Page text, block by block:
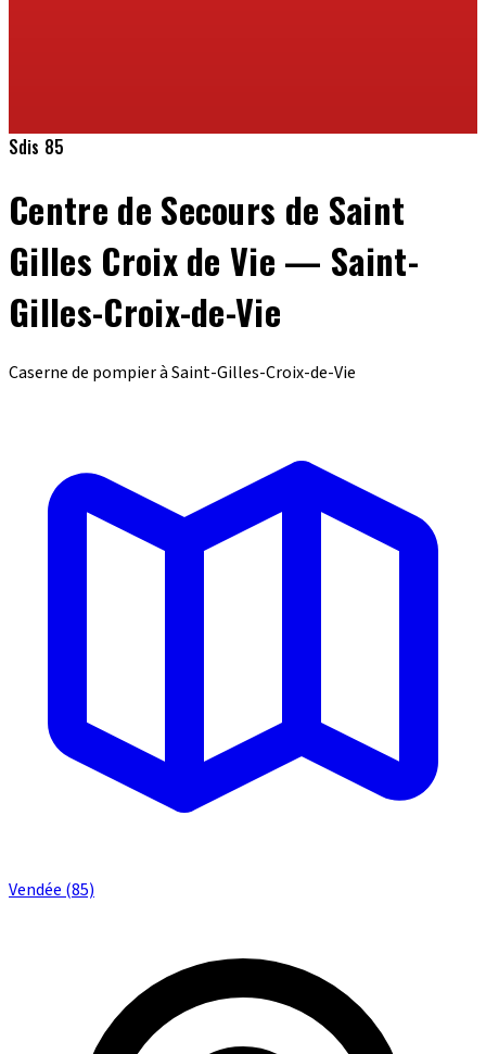
Sdis 85
Centre de Secours de Saint
Gilles Croix de Vie — Saint-
Gilles-Croix-de-Vie
Caserne de pompier à Saint-Gilles-Croix-de-Vie
Vendée (85)